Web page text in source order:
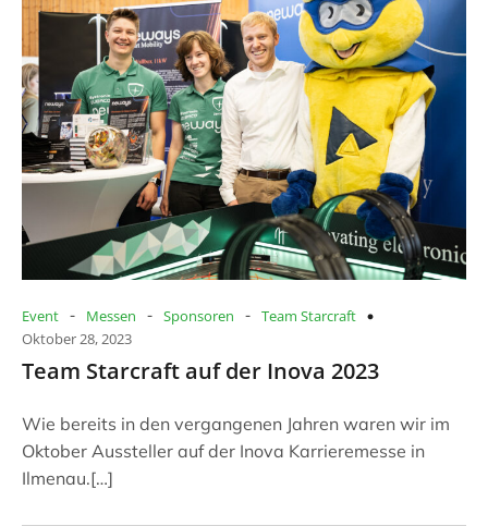
Event - Messen - Sponsoren - Team Starcraft
Oktober 28, 2023
Team Starcraft auf der Inova 2023
Wie bereits in den vergangenen Jahren waren wir im
Oktober Aussteller auf der Inova Karrieremesse in
Ilmenau.[…]